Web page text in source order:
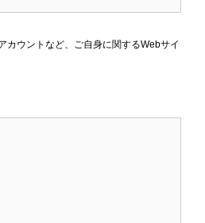
カウントなど、ご自身に関するWebサイ